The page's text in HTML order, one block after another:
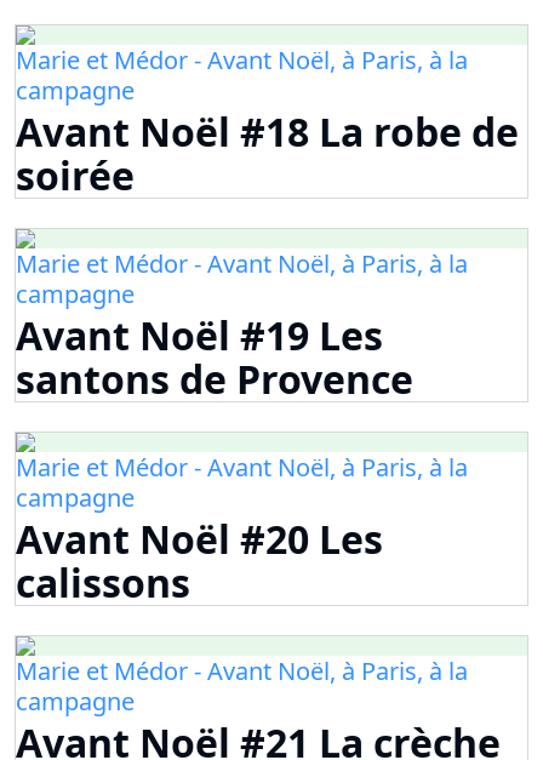
Marie et Médor - Avant Noël, à Paris, à la
campagne
Avant Noël #18 La robe de
soirée
Marie et Médor - Avant Noël, à Paris, à la
campagne
Avant Noël #19 Les
santons de Provence
Marie et Médor - Avant Noël, à Paris, à la
campagne
Avant Noël #20 Les
calissons
Marie et Médor - Avant Noël, à Paris, à la
campagne
Avant Noël #21 La crèche